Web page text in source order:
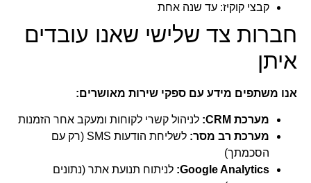
קבצי קוקיז: עד שנה אחת
חברות צד שלישי שאנו עובדים
איתן
אנו משתפים מידע עם ספקי שירות מאושרים:
מערכת CRM:
לניהול קשרי לקוחות ומעקב אחר הזמנות
מערכת רב מסר:
לשליחת הודעות SMS (רק עם
הסכמתך)
Google Analytics: לניתוח תנועת אתר (נתונים